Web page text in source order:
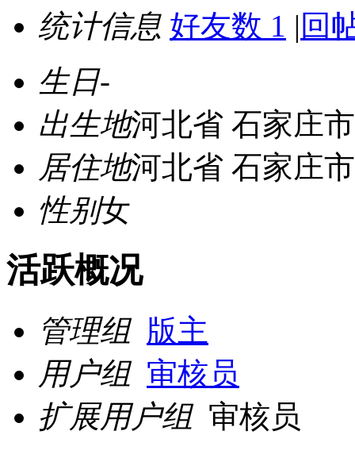
统计信息 好友数 1 | 回
生日-
出生地河北省 石家庄市
居住地河北省 石家庄市
性别女
活跃概况
管理组 版主
用户组 审核员
扩展用户组 审核员